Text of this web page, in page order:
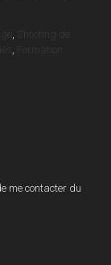
,
,
me contacter du